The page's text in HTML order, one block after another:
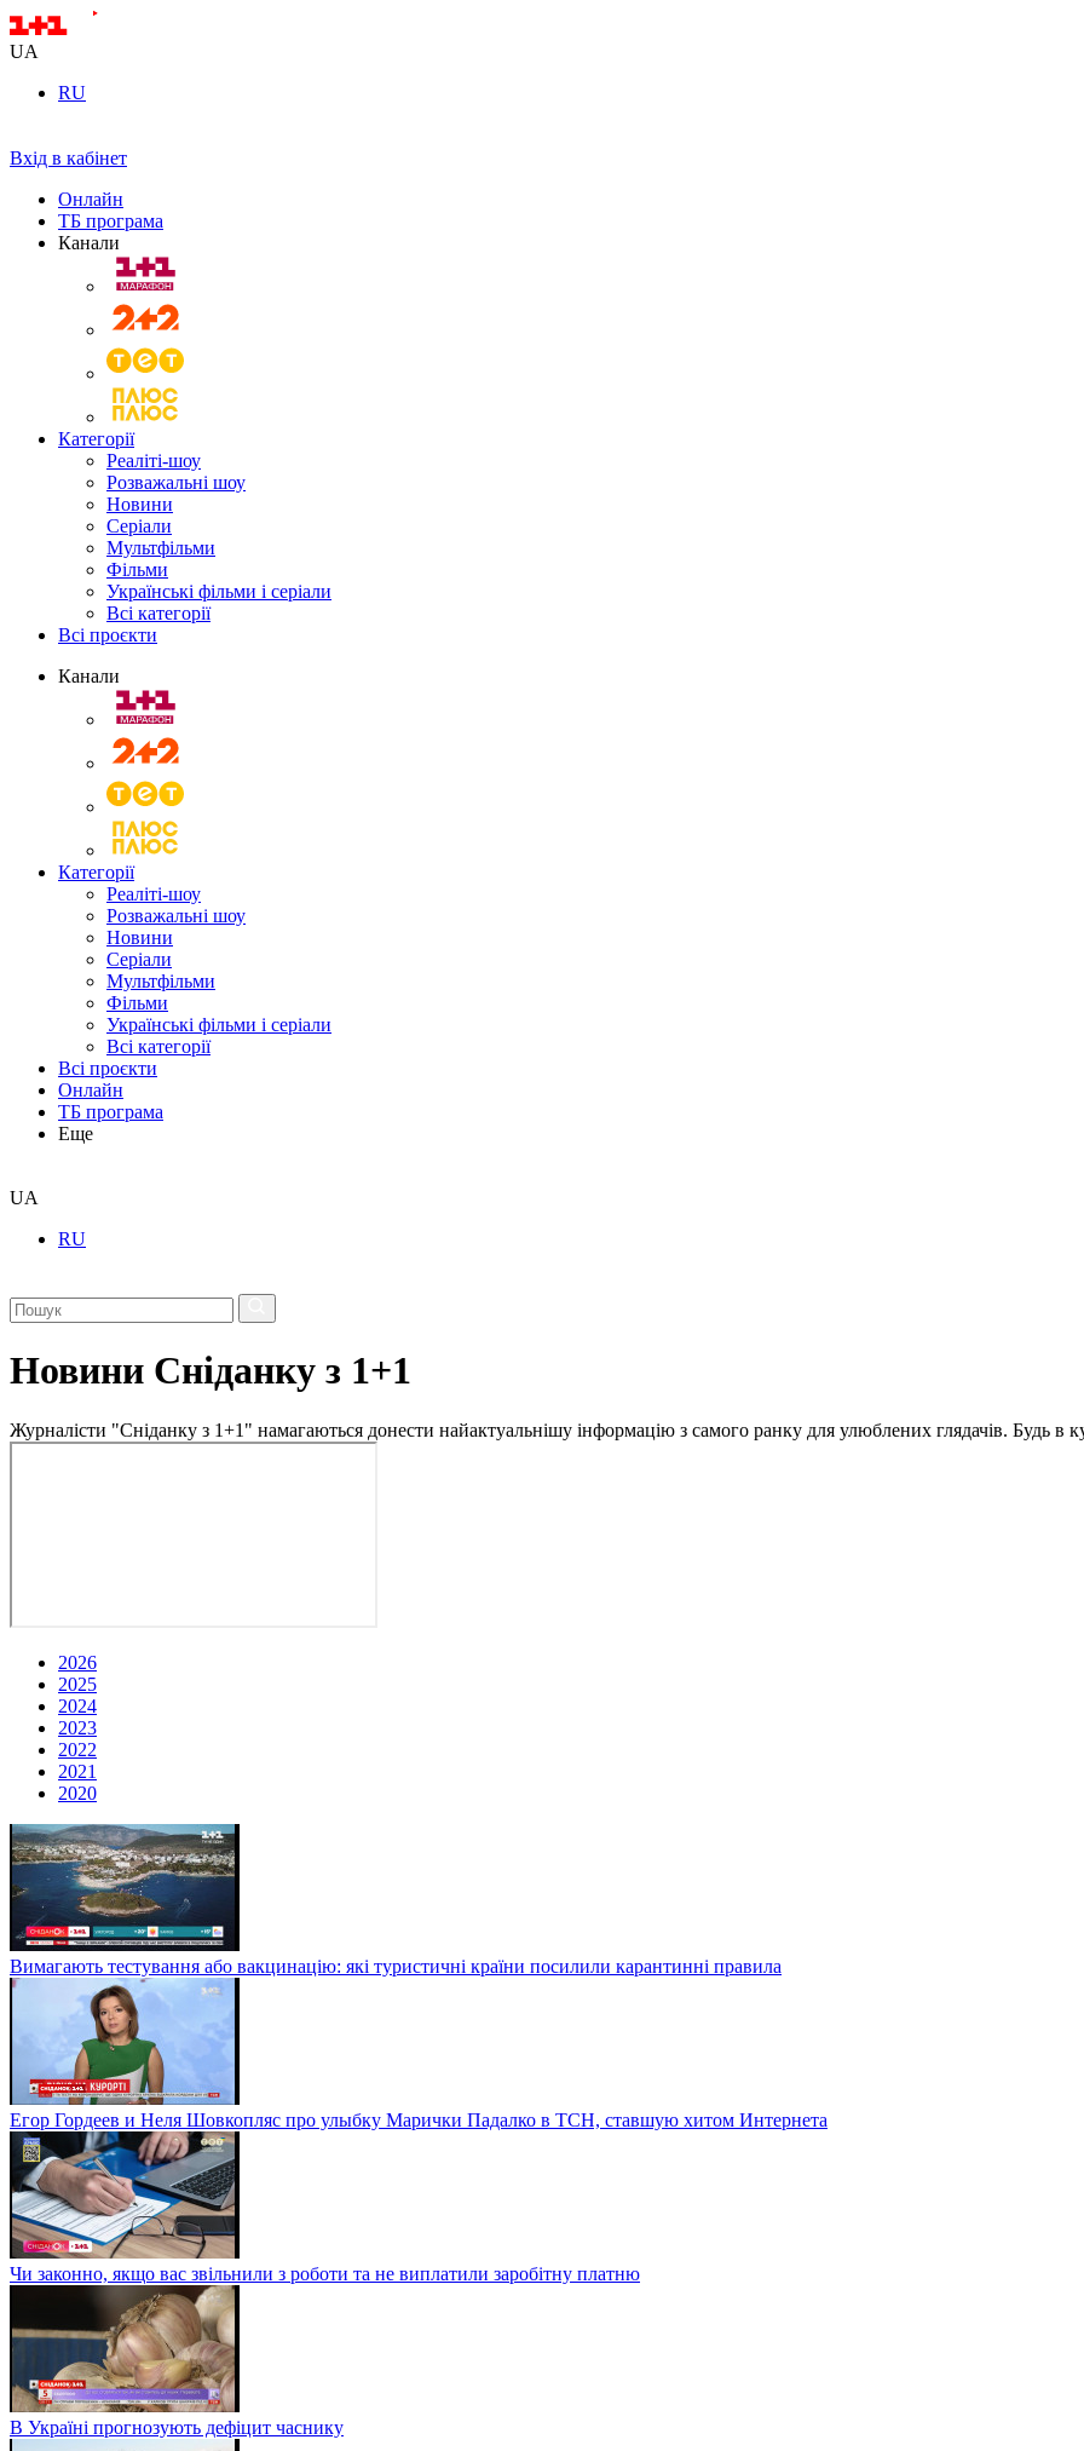
UA
RU
Вхід в кабінет
Онлайн
ТБ програма
Канали
Категорії
Реаліті-шоу
Розважальні шоу
Новини
Серіали
Мультфільми
Фільми
Українські фільми і серіали
Всі категорії
Всі проєкти
Канали
Категорії
Реаліті-шоу
Розважальні шоу
Новини
Серіали
Мультфільми
Фільми
Українські фільми і серіали
Всі категорії
Всі проєкти
Онлайн
ТБ програма
Еще
UA
RU
Новини Сніданку з 1+1
Журналісти "Сніданку з 1+1" намагаються донести найактуальнішу інформацію з самого ранку для улюблених глядачів. Будь в
2026
2025
2024
2023
2022
2021
2020
Вимагають тестування або вакцинацію: які туристичні країни посилили карантинні правила
Егор Гордеев и Неля Шовкопляс про улыбку Марички Падалко в ТСН, ставшую хитом Интернета
Чи законно, якщо вас звільнили з роботи та не виплатили заробітну платню
В Україні прогнозують дефіцит часнику